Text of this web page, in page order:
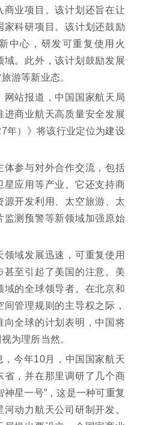
商业项目。该计划还旨在让
家科研项目。该计划还鼓励
中心，研发可重复使用火
域。此外，该计划鼓励发展
游等新业态。
网站报道，中国国家航天局
进商业航天高质量安全发展
年）》将该行业定位为建设
体参与对外合作交流，包括
星应用等产业。它还支持商
源开发利用、太空旅游、太
监测预警等新领域加强原始
域发展迅速，可重复使用
甚至引起了美国的注意。美
域的全球领导者。在北京和
管理规则的主导权之际，
向全球的计划表明，中国将
为理所当然。
今年10月，中国国家航天
省，并在那里调研了几个商
神星一号”，这是一种可重复
动力航天公司研制开发。